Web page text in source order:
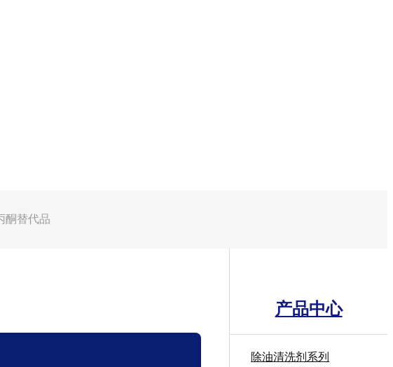
酮替代品
产品中心
除油清洗剂系列